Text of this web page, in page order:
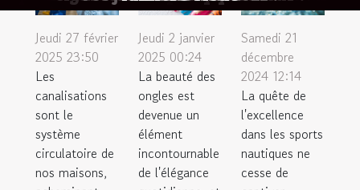
inoubliables
Jeudi 27 février
2025 23:50
Les
canalisations
sont le
système
circulatoire de
nos maisons,
Jeudi 2 janvier
2025 00:24
La beauté des
ongles est
devenue un
élément
incontournable
de l'élégance
Samedi 21
décembre
2024 12:14
La quête de
l'excellence
dans les sports
nautiques ne
cesse de
savoir ?
voyageurs
rencontres
Fils